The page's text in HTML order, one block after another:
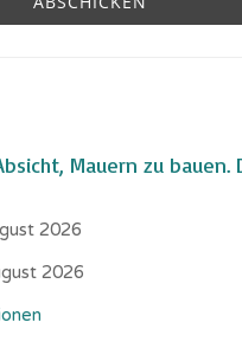
Mauern zu bauen.
2026
2026